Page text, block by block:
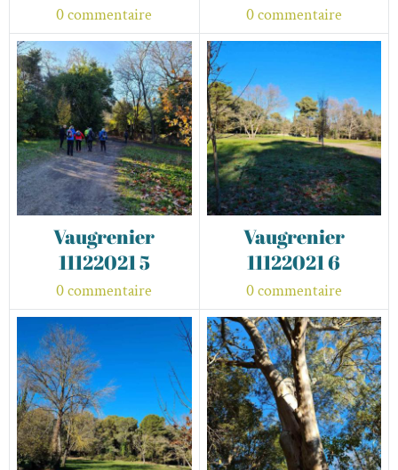
0 commentaire 0 commentaire
Vaugrenier
11122021 5
0 commentaire
Vaugrenier
11122021 6
0 commentaire